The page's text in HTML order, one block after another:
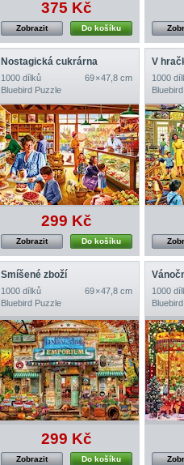
375 Kč
Do košíku
Zobrazit
Nostagická cukrárna
1000 dílků
69 × 47,8 cm
Bluebird Puzzle
299 Kč
Do košíku
Zobrazit
V
1000
Smíšené zboží
1000 dílků
69 × 47,8 cm
Bluebird Puzzle
299 Kč
Do košíku
Zobrazit
1000